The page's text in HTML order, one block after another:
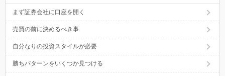
まず証券会社に口座を開く
売買の前に決めるべき事
自分なりの投資スタイルが必要
勝ちパターンをいくつか見つける